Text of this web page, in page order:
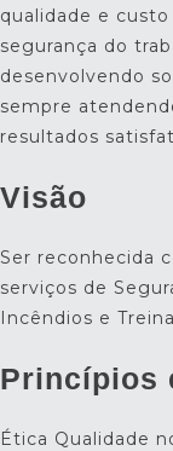
qualidade e
segurança do
desenvolvendo
sempre
resultados
Visão
Ser reconhecida
serviços de
Incêndios e
Princípios
Ética Qualidade